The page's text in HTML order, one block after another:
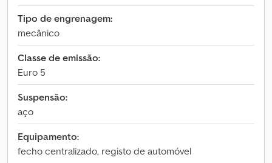
Tipo de engrenagem:
mecânico
Classe de emissão:
Euro 5
Suspensão:
aço
Equipamento:
fecho centralizado, registo de automóvel